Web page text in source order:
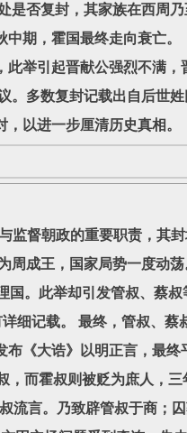
否复封，其家族在西周乃
期，霍国最终走向衰亡。
举引起晋献公强烈不满，
。多数复封记载出自后世
以进一步厘清历史真相。
督朝政的重要职责，其
成王，国家局势一度动荡
。此举却引发管叔、蔡
细记载。 最终，管叔、
《大诰》以明正言，最终
而霍叔则被贬为庶人，三
流言。乃致辟管叔于商；